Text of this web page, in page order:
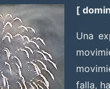
[
Una
falla,